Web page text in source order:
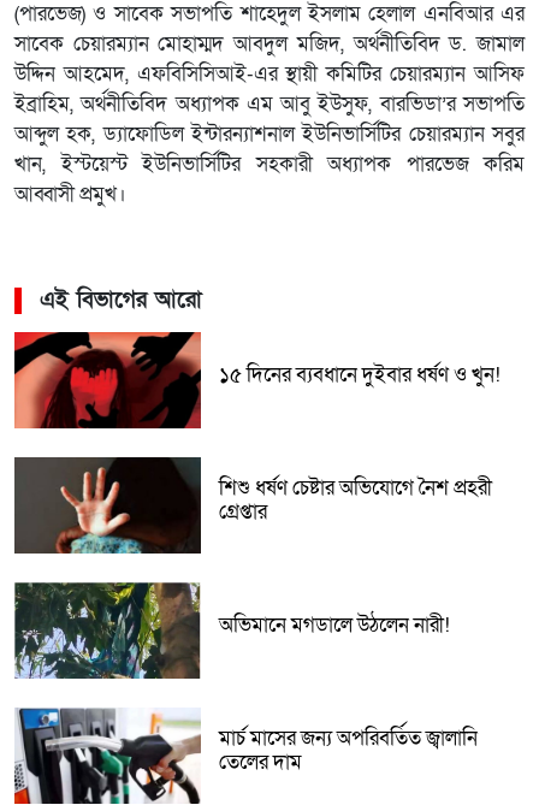
(পারভেজ) ও সাবেক সভাপতি শাহেদুল ইসলাম হেলাল এনবিআর এর
সাবেক চেয়ারম্যান মোহাম্মদ আবদুল মজিদ, অর্থনীতিবিদ ড. জামাল
উদ্দিন আহমেদ, এফবিসিসিআই-এর স্থায়ী কমিটির চেয়ারম্যান আসিফ
ইব্রাহিম, অর্থনীতিবিদ অধ্যাপক এম আবু ইউসুফ, বারভিডা’র সভাপতি
আব্দুল হক, ড্যাফোডিল ইন্টারন্যাশনাল ইউনিভার্সিটির চেয়ারম্যান সবুর
খান, ইস্টয়েস্ট ইউনিভার্সিটির সহকারী অধ্যাপক পারভেজ করিম
আব্বাসী প্রমুখ।
এই বিভাগের আরো
১৫ দিনের ব্যবধানে দুইবার ধর্ষণ ও খুন!
শিশু ধর্ষণ চেষ্টার অভিযোগে নৈশ প্রহরী
গ্রেপ্তার
অভিমানে মগডালে উঠলেন নারী!
মার্চ মাসের জন্য অপরিবর্তিত জ্বালানি
তেলের দাম